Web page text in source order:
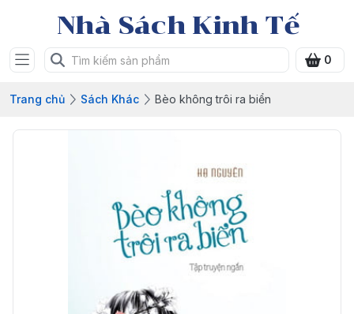
Nhà Sách Kinh Tế
0
Trang chủ Sách Khác Bèo không trôi ra biển